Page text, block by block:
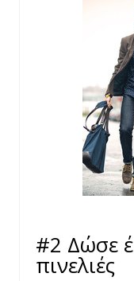
#2 Δώσε
πινελιές